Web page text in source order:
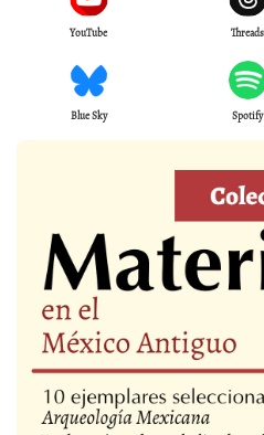
YouTube Threads
Blue Sky Spotify